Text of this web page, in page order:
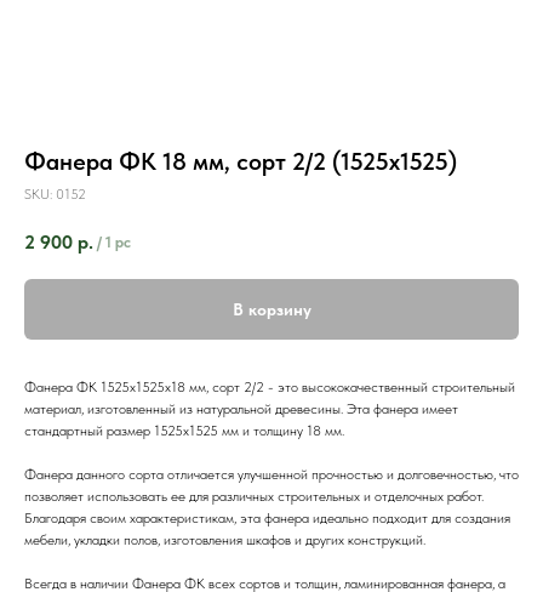
Фанера ФК 18 мм, сорт 2/2 (1525х1525)
SKU: 0152
2 900 р. / 1 pc
В корзину
Фанера ФК 1525х1525х18 мм, сорт 2/2 - это высококачественный строительный
материал, изготовленный из натуральной древесины. Эта фанера имеет
стандартный размер 1525х1525 мм и толщину 18 мм.
Фанера данного сорта отличается улучшенной прочностью и долговечностью, что
позволяет использовать ее для различных строительных и отделочных работ.
Благодаря своим характеристикам, эта фанера идеально подходит для создания
мебели, укладки полов, изготовления шкафов и других конструкций.
Всегда в наличии Фанера ФК всех сортов и толщин, ламинированная фанера, а